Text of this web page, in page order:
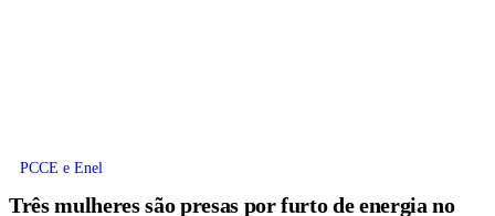
PCCE e Enel
Três mulheres são presas por furto de energia no